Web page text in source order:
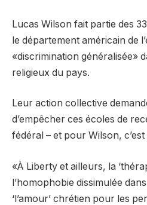
Lucas Wilson fait partie des
le département américain de
«discrimination généralisée»
religieux du pays.
Leur action collective
d’empêcher ces écoles de
fédéral – et pour Wilson,
«À Liberty et ailleurs, la
l’homophobie dissimulée
‘l’amour’ chrétien pour les